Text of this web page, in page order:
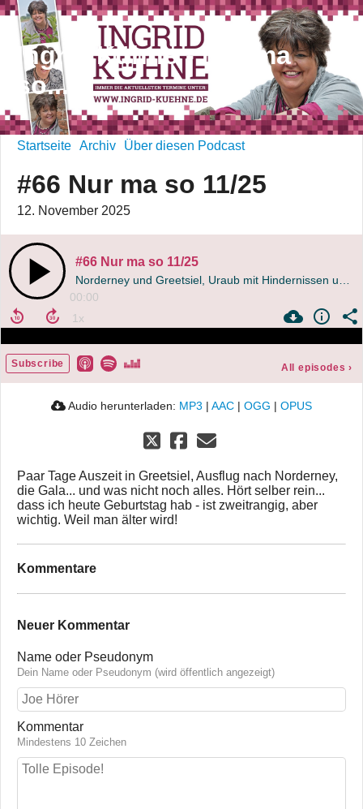
Ingrid Kühne - Nur ma
so...
Startseite Archiv Über diesen Podcast
#66 Nur ma so 11/25
12. November 2025
#66 Nur ma so 11/25
00:00
Subscribe All episodes ›
Audio herunterladen: MP3 | AAC | OGG | OPUS
Paar Tage Auszeit in Greetsiel, Ausflug nach Norderney,
die Gala... und was nicht noch alles. Hört selber rein...
dass ich heute Geburtstag hab - ist zweitrangig, aber
wichtig. Weil man älter wird!
Kommentare
Neuer Kommentar
Name oder Pseudonym
Dein Name oder Pseudonym (wird öffentlich angezeigt)
Kommentar
Mindestens 10 Zeichen